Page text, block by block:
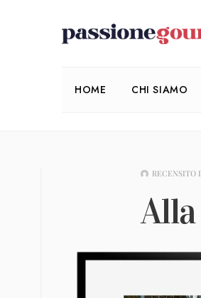
HOME CHI SIAMO
RECENSITO